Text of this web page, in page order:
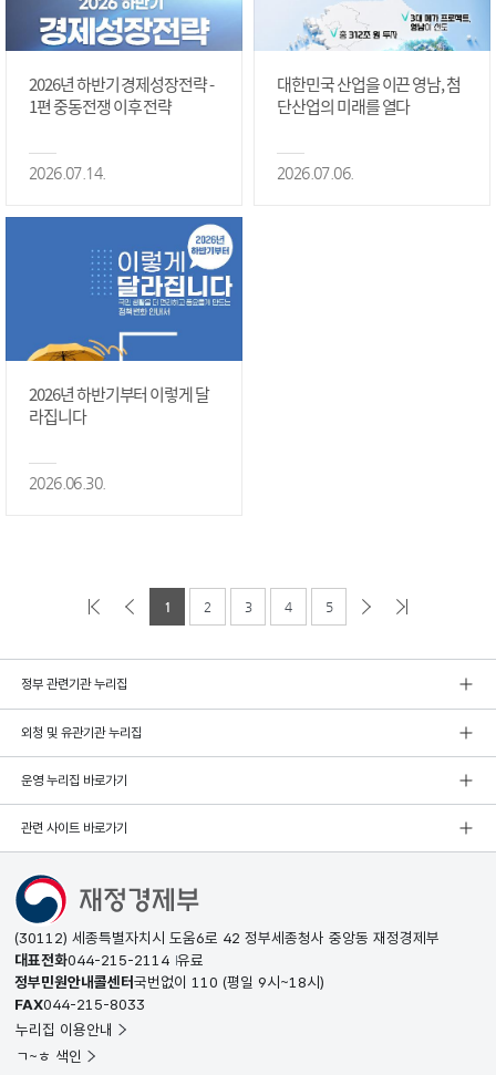
2026년 하반기 경제성장전략 -
1편 중동전쟁 이후 전략
2026.07.14.
대한민국 산업을 이끈 영남, 첨
단산업의 미래를 열다
2026.07.06.
2026년 하반기부터 이렇게 달
라집니다
2026.06.30.
1 2 3 4 5
정부 관련기관 누리집
외청 및 유관기관 누리집
운영 누리집 바로가기
관련 사이트 바로가기
(30112) 세종특별자치시 도움6로 42 정부세종청사 중앙동 재정경제부
대표전화044-215-2114 유료
정부민원안내콜센터국번없이 110 (평일 9시~18시)
FAX044-215-8033
누리집 이용안내
ㄱ~ㅎ 색인